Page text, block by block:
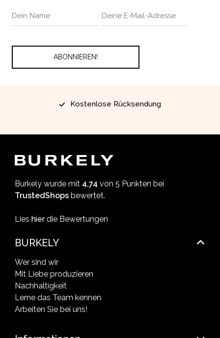
Kostenlose Rücksendung
Burkely wurde mit 4,74 von 5 Punkten bei
TrustedShops bewertet.
Lies hierdie Bewertungen
BURKELY
Wer sind wir
Mit Liebe produzieren
Nachhaltigkeit
Lerne das Team kennen
Arbeiten Sie bei uns!